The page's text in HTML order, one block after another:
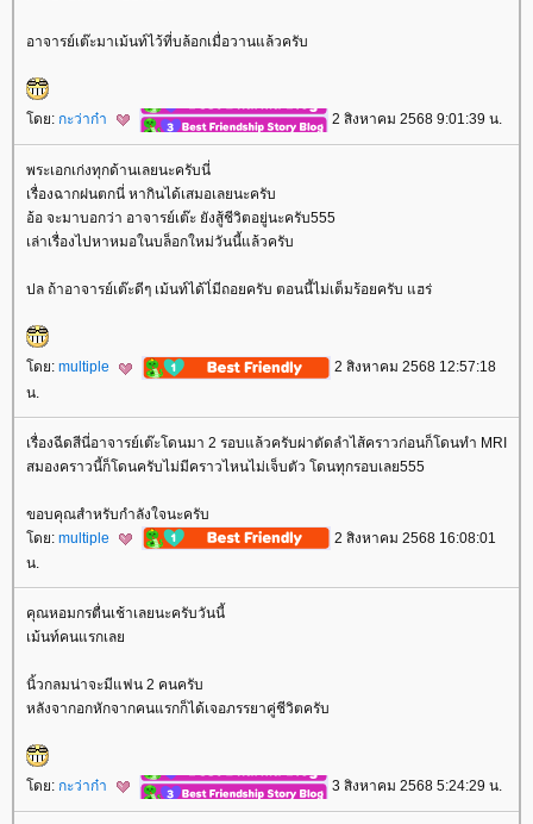
อาจารย์เต๊ะมาเม้นท์ไว้ที่บล้อกเมื่อวานแล้วครับ
ดย: กะว่าก๋า 2 สิงหาคม 2568 9:01:39 น.
พระเอกเก่งทุกด้านเลยนะครับนี่
เรื่องฉากฝนตกนี่ หากินได้เสมอเลยนะครับ
อ้อ จะมาบอกว่า อาจารย์เต๊ะ ยังสู้ชีวิตอยู่นะครับ555
เล่าเรื่องไปหาหมอในบล็อกใหม่วันนี้แล้วครับ
ปล ถ้าอาจารย์เต๊ะดีๆ เม้นท์ได้ไ่มีถอยครับ ตอนนี้ไม่เต็มร้อยครับ แฮร่
ดย: multiple
2 สิงหาคม 2568 12:57:18
น.
เรื่องฉีดสีนี่อาจารย์เต๊ะโดนมา 2 รอบแล้วครับผ่าตัดลำไส้คราวก่อนก็โดนทำ MRI
สมองคราวนี้ก็โดนครับไม่มีคราวไหนไม่เจ็บตัว โดนทุกรอบเลย555
ขอบคุณสำหรับกำลังใจนะครับ
ดย: multiple
2 สิงหาคม 2568 16:08:01
น.
คุณหอมกรตื่นเช้าเลยนะครับวันนี้
เม้นท์คนแรกเล
นิ้วกลมน่าจะมีแฟน 2 คนครับ
หลังจากอกหักจากคนแรกก็ได้เจอภรรยาคู่ชีวิตครับ
ดย: กะว่าก๋า 3 สิงหาคม 2568 5:24:29 น.